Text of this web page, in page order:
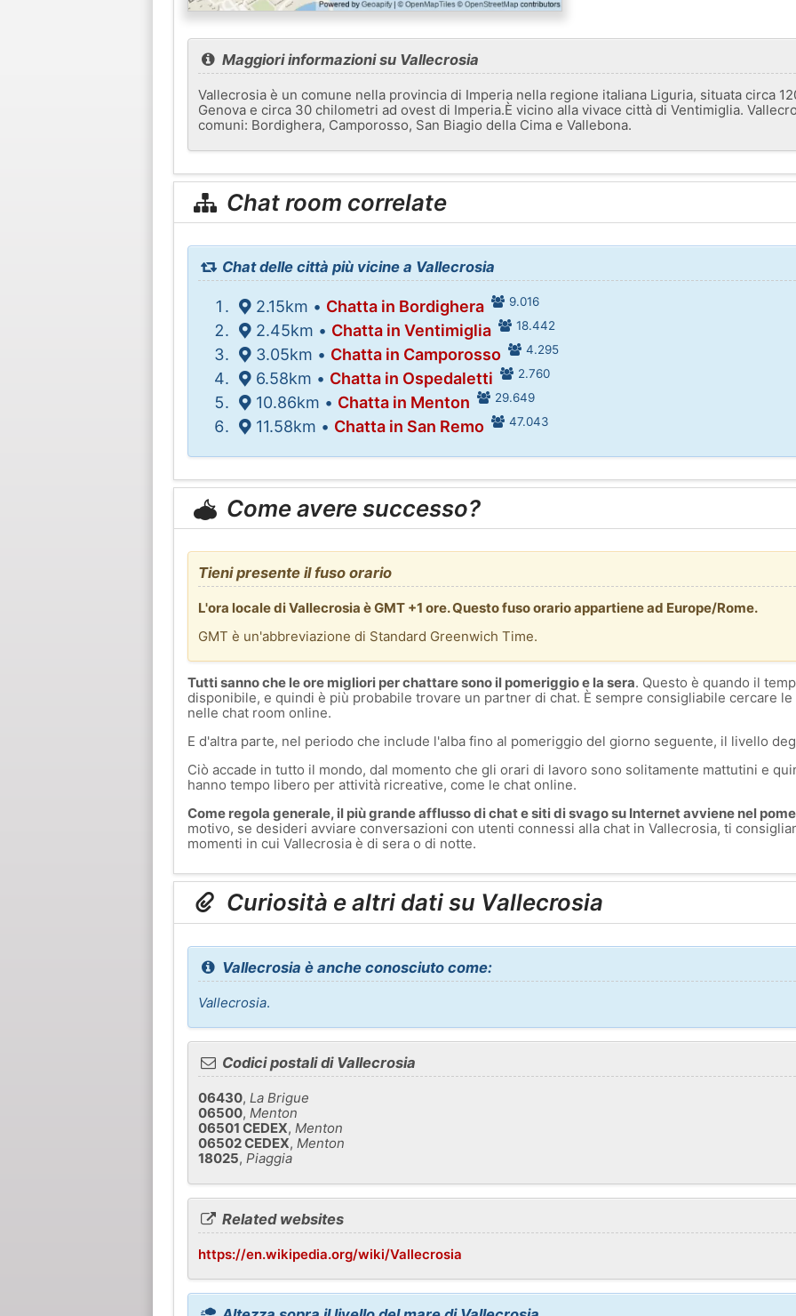
Maggiori informazioni su Vallecrosia
Vallecrosia è un comune nella provincia di Imperia nella regione italiana Liguria, situata circa
Genova e circa 30 chilometri ad ovest di Imperia.È vicino alla vivace città di Ventimiglia.
comuni: Bordighera, Camporosso, San Biagio della Cima e Vallebona.
Chat room correlate
Chat delle città più vicine a Vallecrosia
2.15km • Chatta in Bordighera 9.016
2.45km • Chatta in Ventimiglia 18.442
3.05km • Chatta in Camporosso 4.295
6.58km • Chatta in Ospedaletti 2.760
10.86km • Chatta in Menton 29.649
11.58km • Chatta in San Remo 47.043
Come avere successo?
Tieni presente il fuso orario
L'ora locale di Vallecrosia è GMT +1 ore. Questo fuso orario appartiene ad Europe/Rome.
GMT è un'abbreviazione di Standard Greenwich Time.
Tutti sanno che le ore migliori per chattare sono il pomeriggio e la sera. Questo è quando il
disponibile, e quindi è più probabile trovare un partner di chat. È sempre consigliabile cercare
nelle chat room online.
E d'altra parte, nel periodo che include l'alba fino al pomeriggio del giorno seguente, il livello
Ciò accade in tutto il mondo, dal momento che gli orari di lavoro sono solitamente mattutini e
hanno tempo libero per attività ricreative, come le chat online.
Come regola generale, il più grande afflusso di chat e siti di svago su Internet avviene nel
motivo, se desideri avviare conversazioni con utenti connessi alla chat in Vallecrosia, ti
momenti in cui Vallecrosia è di sera o di notte.
Curiosità e altri dati su Vallecrosia
Vallecrosia è anche conosciuto come:
Vallecrosia.
Codici postali di Vallecrosia
06430, La Brigue
06500, Menton
06501 CEDEX, Menton
06502 CEDEX, Menton
18025, Piaggia
Related websites
https://en.wikipedia.org/wiki/Vallecrosia